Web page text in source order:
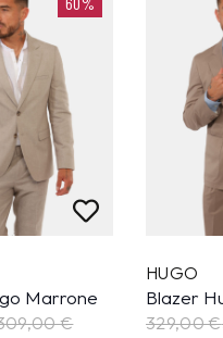
Marrone
€
HUGO
Blazer
329,00 €